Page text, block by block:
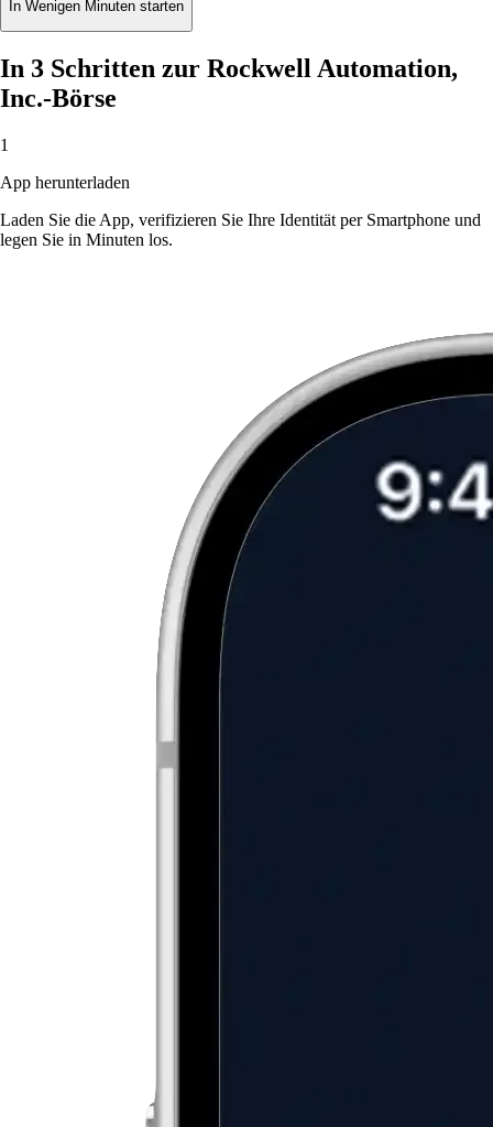
In Wenigen Minuten starten
In 3 Schritten zur Rockwell Automation,
Inc.-Börse
1
App herunterladen
Laden Sie die App, verifizieren Sie Ihre Identität per Smartphone und
legen Sie in Minuten los.